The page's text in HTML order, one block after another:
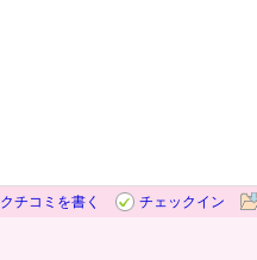
クチコミを書く
チェックイン